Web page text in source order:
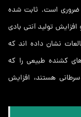
ضروری است. ثابت شده
تولید آنتی بادی
نشان داده اند که
کشنده طبیعی را که
هستند، افزایش